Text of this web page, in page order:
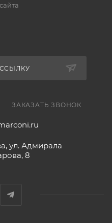
ЗАКАЗАТЬ ЗВОНОК
ул. Адмирала
8